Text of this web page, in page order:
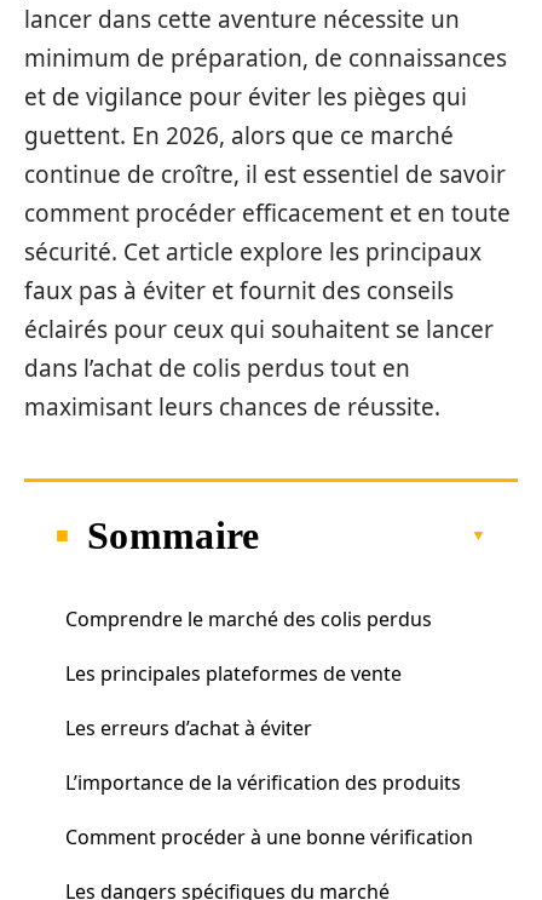
lancer dans cette aventure nécessite un
minimum de préparation, de connaissances
et de vigilance pour éviter les pièges qui
guettent. En 2026, alors que ce marché
continue de croître, il est essentiel de savoir
comment procéder efficacement et en toute
sécurité. Cet article explore les principaux
faux pas à éviter et fournit des conseils
éclairés pour ceux qui souhaitent se lancer
dans l’achat de colis perdus tout en
maximisant leurs chances de réussite.
Sommaire
Comprendre le marché des colis perdus
Les principales plateformes de vente
Les erreurs d’achat à éviter
L’importance de la vérification des produits
Comment procéder à une bonne vérification
Les dangers spécifiques du marché